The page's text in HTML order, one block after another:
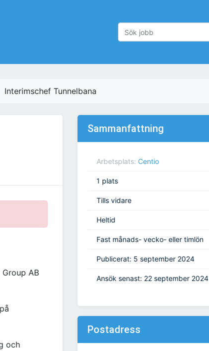
Interimschef Tunnelbana
AB
och
Sammanfattning
Arbetsplats: Centio
1 plats
Tills vidare
Heltid
Fast månads- vecko- eller timlön
Publicerat: 5 september 2024
Ansök senast: 22 september 2024
Postadress